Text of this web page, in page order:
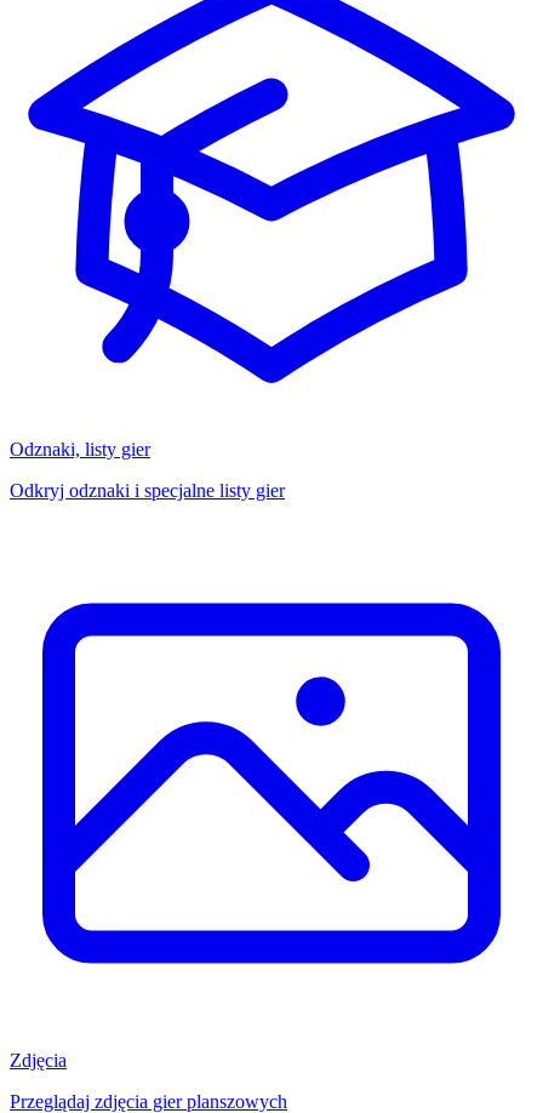
Odznaki, listy gier
Odkryj odznaki i specjalne listy gier
Zdjęcia
Przeglądaj zdjęcia gier planszowych